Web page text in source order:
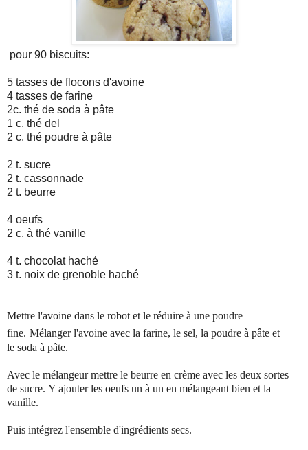
pour 90 biscuits:
5 tasses de flocons d'avoine
4 tasses de farine
2c. thé de soda à pâte
1 c. thé del
2 c. thé poudre à pâte
2 t. sucre
2 t. cassonnade
2 t. beurre
4 oeufs
2 c. à thé vanille
4 t. chocolat haché
3 t. noix de grenoble haché
Mettre l'avoine dans le robot et le réduire à une poudre
fine. Mélanger l'avoine avec la farine, le sel, la poudre à pâte et
le soda à pâte.
Avec le mélangeur mettre le beurre en crème avec les deux sortes
de sucre. Y ajouter les oeufs un à un en mélangeant bien et la
vanille.
Puis intégrez l'ensemble d'ingrédients secs.